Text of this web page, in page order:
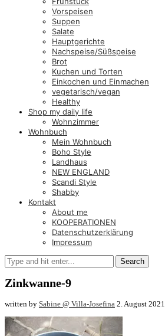
Vorspeisen
Suppen
Salate
Hauptgerichte
Nachspeise/Süßspeise
Brot
Kuchen und Torten
Einkochen und Einmachen
vegetarisch/vegan
Healthy
Shop my daily life
Wohnzimmer
Wohnbuch
Mein Wohnbuch
Boho Style
Landhaus
NEW ENGLAND
Scandi Style
Shabby
Kontakt
About me
KOOPERATIONEN
Datenschutzerklärung
Impressum
Search
Zinkwanne-9
written by Sabine @ Villa-Josefina 2. August 2021